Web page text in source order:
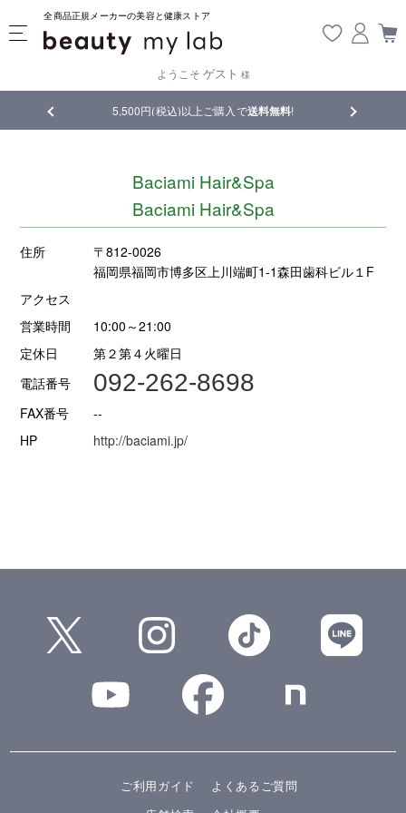
全商品正規メーカーの美容と健康ストア
ようこそ ゲスト 様
5,500円(税込)以上ご購入で送料無料! 【重要】
Baciami Hair&Spa
Baciami Hair&Spa
住所
〒812-0026
福岡県福岡市博多区上川端町1-1森田歯科ビル１F
アクセス
営業時間
10:00～21:00
定休日
第２第４火曜日
電話番号
092-262-8698
FAX番号
--
HP
http://baciami.jp/
ご利用ガイド
よくあるご質問